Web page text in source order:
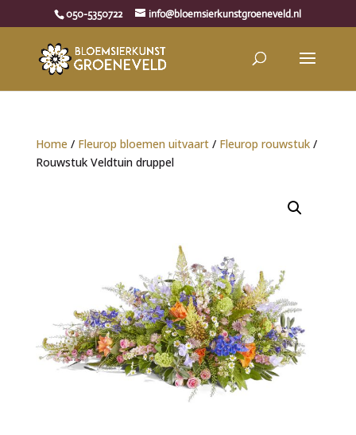
050-5350722 info@bloemsierkunstgroeneveld.nl
Home / Fleurop bloemen uitvaart/ Fleurop rouwstuk/
Rouwstuk Veldtuin druppel